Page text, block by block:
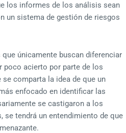
los informes de los análisis sean
un sistema de gestión de riesgos
únicamente buscan diferenciar
poco acierto por parte de los
comparta la idea de que un
enfocado en identificar las
se castigaron a los
se tendrá un entendimiento de que